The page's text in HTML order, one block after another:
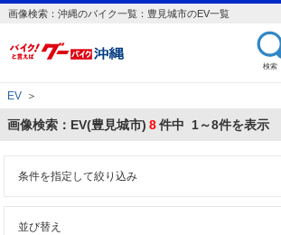
画像検索：沖縄のバイク一覧：豊見城市のEV一覧
検索
EV ＞
画像検索：EV(豊見城市) 8件中 1～8件を表示
条件を指定して絞り込み
並び替え